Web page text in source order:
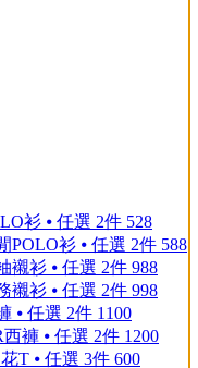
衫 ⦁ 任選 2件 528
POLO衫 ⦁ 任選 2件 588
襯衫 ⦁ 任選 2件 988
襯衫 ⦁ 任選 2件 998
⦁ 任選 2件 1100
褲 ⦁ 任選 2件 1200
T ⦁ 任選 3件 600